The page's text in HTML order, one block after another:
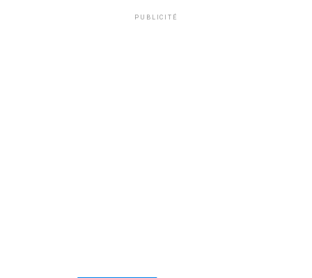
PUBLICITÉ